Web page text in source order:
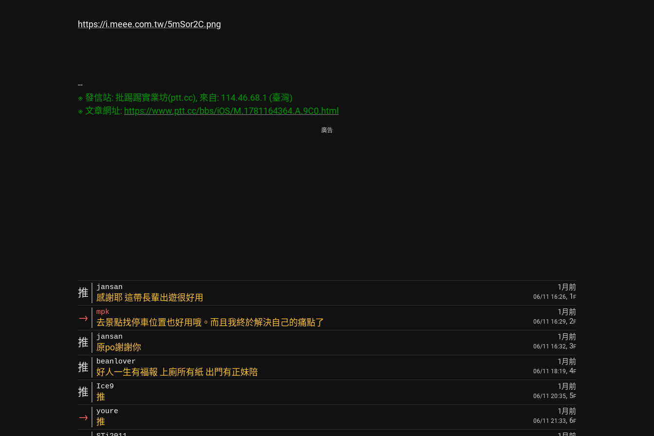
https://i.meee.com.tw/5mSor2C.png
※ 發信站: 批踢踢實業坊(ptt.cc), 來自: 114.46.68.1 (臺灣)
※ 文章網址: https://www.ptt.cc/bbs/iOS/M.1781164364.A.9C0.html
廣告
推 jansan 1月前
感謝耶 這帶長輩出遊很好用 06/11 16:26, 1 F
→ mpk 1月前
去景點找停車位置也好用哦。而且我終於解決自己的痛點了 06/11 16:29, 2F
推 jansan 1月前
原po謝謝你 06/11 16:32, 3F
推 beanlover 1月前
好人一生有福報 上廁所有紙 出門有正妹陪 06/11 18:19, 4F
推 Ice9 1月前
推 06/11 20:35, 5F
→ youre 1月前
推 06/11 21:33, 6F